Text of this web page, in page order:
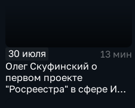
30 июля
13 мин
Олег Скуфинский о
первом проекте
"Росреестра" в сфере ИИ